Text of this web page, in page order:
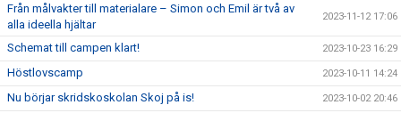
Från målvakter till materialare – Simon och Emil är två av
alla ideella hjältar
2023-11-12 17:06
Schemat till campen klart! 2023-10-23 16:29
Höstlovscamp 2023-10-11 14:24
Nu börjar skridskoskolan Skoj på is! 2023-10-02 20:46